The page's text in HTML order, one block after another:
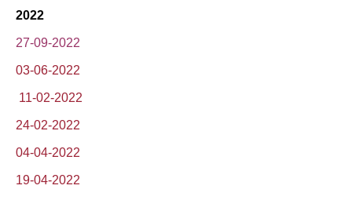
2022
27-09-2022
03-06-2022
11-02-2022
24-02-2022
04-04-2022
19-04-2022